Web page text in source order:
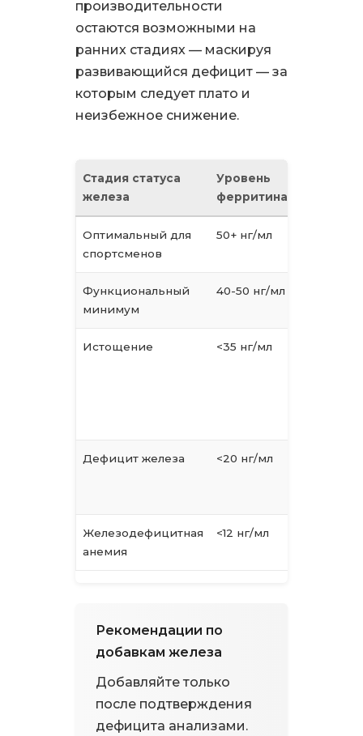
производительности
остаются возможными на
ранних стадиях — маскируя
развивающийся дефицит — за
которым следует плато и
неизбежное снижение.
Стадия статуса
железа
Уровень
ферритина
Оптимальный для
спортсменов
50+ нг/мл
Функциональный
минимум
40-50 нг/мл
Истощение <35 нг/мл
Дефицит железа <20 нг/мл
Железодефицитная
анемия
<12 нг/мл
Рекомендации по
добавкам железа
Добавляйте только
после подтверждения
дефицита анализами.